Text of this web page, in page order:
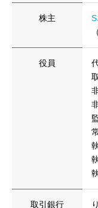
株主
役員
取引銀行